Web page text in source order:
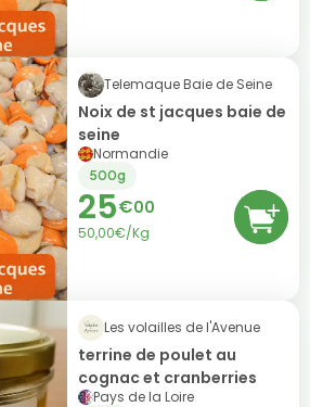
Telemaque Baie de Seine
Noix de st jacques baie de
seine
Normandie
500g
25€00
50,00€/Kg
Les volailles de l'Avenue
terrine de poulet au
cognac et cranberries
Pays de la Loire